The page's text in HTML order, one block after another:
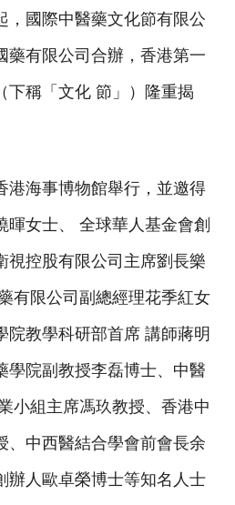
，國際中醫藥文化節有限公
藥有限公司合辦，香港第一
下稱「文化 節」）隆重揭
港海事博物館舉行，並邀得
暉女士、 全球華人基金會創
視控股有限公司主席劉長樂
有限公司副總經理花季紅女
院教學科研部首席 講師蔣明
學院副教授李磊博士、中醫
小組主席馮玖教授、香港中
、中西醫結合學會前會長余
辦人歐卓榮博士等知名人士